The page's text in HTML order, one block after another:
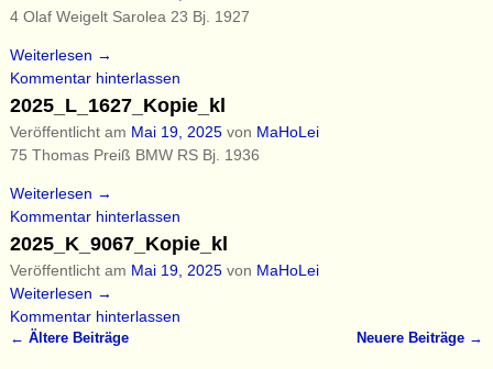
4 Olaf Weigelt Sarolea 23 Bj. 1927
Weiterlesen →
Kommentar hinterlassen
2025_L_1627_Kopie_kl
Veröffentlicht am Mai 19, 2025 von MaHoLei
75 Thomas Preiß BMW RS Bj. 1936
Weiterlesen →
Kommentar hinterlassen
2025_K_9067_Kopie_kl
Veröffentlicht am Mai 19, 2025 von MaHoLei
Weiterlesen →
Kommentar hinterlassen
← Ältere Beiträge Neuere Beiträge →